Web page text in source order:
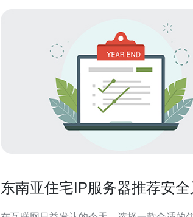
东南亚住宅IP服务器推荐安全